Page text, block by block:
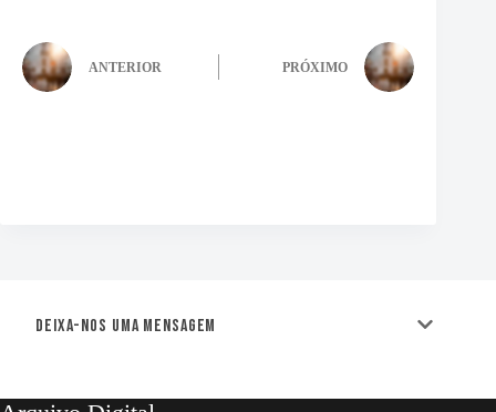
ANTERIOR PRÓXIMO
Deixa-nos uma mensagem